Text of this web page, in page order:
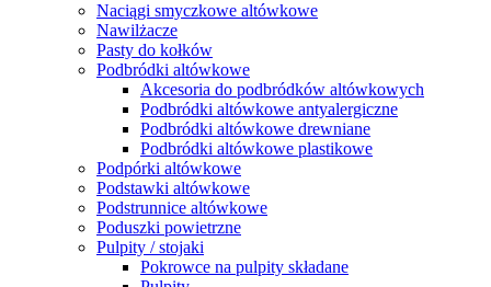
Naciągi smyczkowe altówkowe
Nawilżacze
Pasty do kołków
Podbródki altówkowe
Akcesoria do podbródków altówkowych
Podbródki altówkowe antyalergiczne
Podbródki altówkowe drewniane
Podbródki altówkowe plastikowe
Podpórki altówkowe
Podstawki altówkowe
Podstrunnice altówkowe
Poduszki powietrzne
Pulpity / stojaki
Pokrowce na pulpity składane